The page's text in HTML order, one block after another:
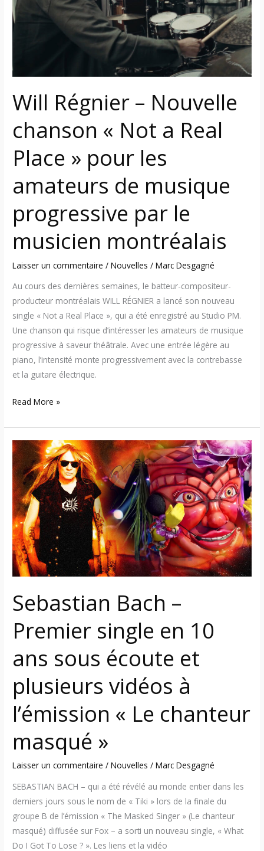
Will Régnier – Nouvelle
chanson « Not a Real
Place » pour les
amateurs de musique
progressive par le
musicien montréalais
Laisser un commentaire /Nouvelles /Marc Desgagné
Au cours des dernières semaines, le batteur-compositeur-
producteur montréalais WILL RÉGNIER a lancé son nouveau
single « Not a Real Place », qui a été enregistré au Studio PM.
Une chanson qui risque d’intéresser les amateurs de musique
progressive à saveur théâtrale. Avec une entrée légère au
piano, l’intensité monte progressivement avec la contrebasse
et la guitare électrique.
chanson
« Not
Place »
pour
les
amateurs
de
musique
progressive
par
le
montréalais
Read More »
Sebastian Bach –
Premier single en 10
ans sous écoute et
plusieurs vidéos à
l’émission « Le chanteur
masqué »
Laisser un commentaire /Nouvelles /Marc Desgagné
SEBASTIAN BACH – qui a été révélé au monde entier dans les
derniers jours sous le nom de « Tiki » lors de la finale du
groupe B de l’émission « The Masked Singer » (Le chanteur
masqué) diffusée sur Fox – a sorti un nouveau single, « What
Do I Got To Lose ? ». Les liens et la vidéo
Sebastian
Bach
–
Premier
single
en
10
ans
sous
écoute
et
plusieurs
vidéos
à
l’émission
« Le
chanteur
masqué »